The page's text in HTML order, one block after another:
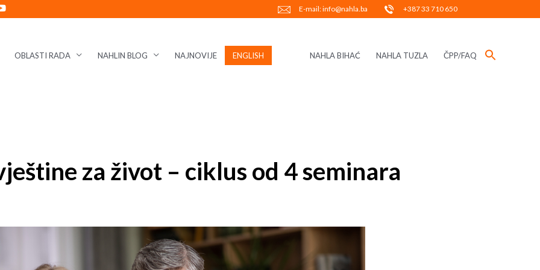
E-mail: info@nahla.ba +387 33 710 650
OBLASTI RADA NAHLIN BLOG NAJNOVIJE ENGLISH NAHLA BIHAĆ NAHLA TUZLA ČPP/FAQ
za život – ciklus od 4 seminara